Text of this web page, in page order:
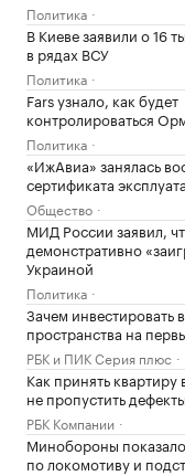
Политика
В Киеве заявили о 16
в рядах ВСУ
Политика
Fars узнало, как будет
контролироваться
Политика
«ИжАвиа» занялась
сертификата
Общество
МИД России заявил,
демонстративно
Украиной
Политика
Зачем инвестировать
пространства на
РБК и ПИК Серия плюс
Как принять квартиру
не пропустить дефекты
РБК Компании
Минобороны
по локомотиву и